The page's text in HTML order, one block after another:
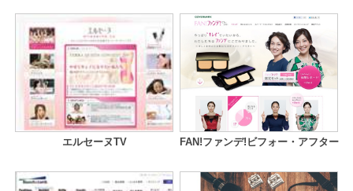
エルセーヌTV FAN!ファンデ!ビフォー・アフター